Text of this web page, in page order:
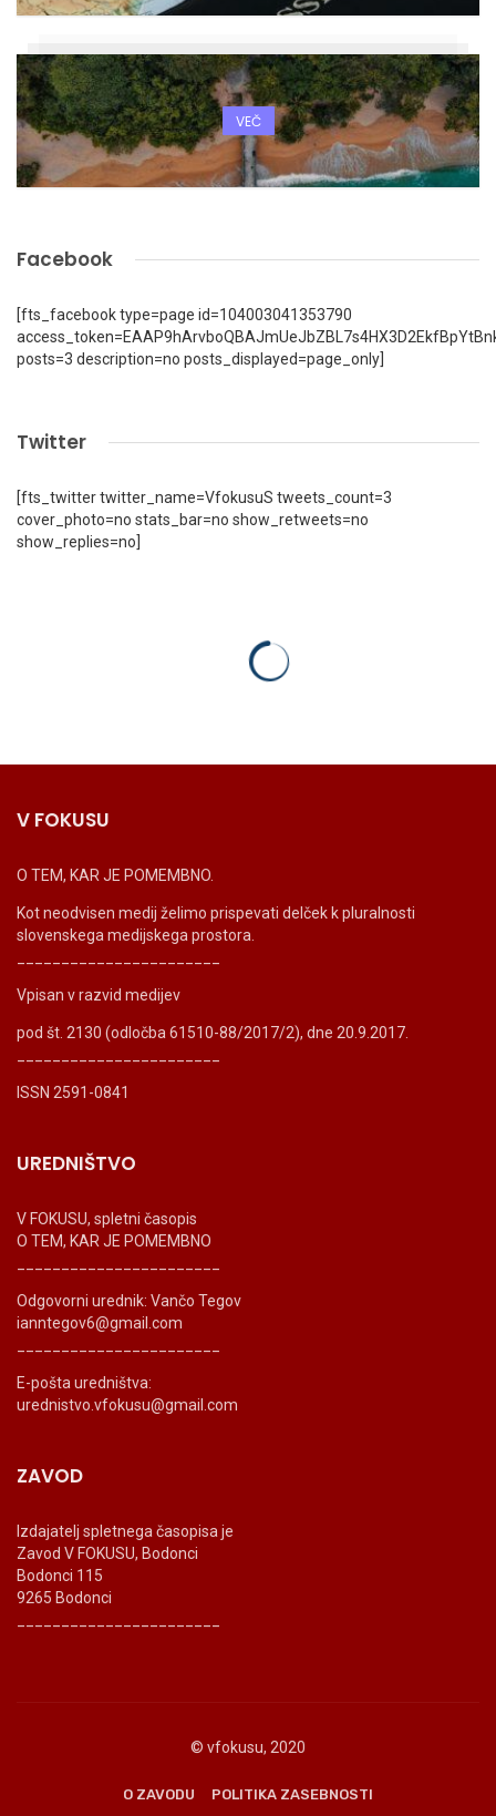
VEČ
Facebook
[fts_facebook type=page id=104003041353790
posts=3 description=no posts_displayed=page_only]
Twitter
[fts_twitter twitter_name=VfokusuS tweets_count=3
cover_photo=no stats_bar=no show_retweets=no
show_replies=no]
V FOKUSU
O TEM, KAR JE POMEMBNO.
Kot neodvisen medij želimo prispevati delček k pluralnosti
slovenskega medijskega prostora.
Vpisan v razvid medijev
pod št. 2130 (odločba 61510-88/2017/2), dne 20.9.2017.
ISSN 2591-0841
UREDNIŠTVO
V FOKUSU, spletni časopis
O TEM, KAR JE POMEMBNO
Odgovorni urednik: Vančo Tegov
ianntegov6@gmail.com
E-pošta uredništva:
urednistvo.vfokusu@gmail.com
ZAVOD
Izdajatelj spletnega časopisa je
Zavod V FOKUSU, Bodonci
Bodonci 115
9265 Bodonci
© vfokusu, 2020
O ZAVODU POLITIKA ZASEBNOSTI